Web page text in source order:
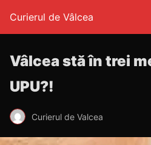
Curierul de Vâlcea
Vâlcea stă în trei
UPU?!
Curierul de Valcea